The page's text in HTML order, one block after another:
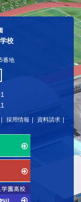
校
番地
採用情報 資料請求